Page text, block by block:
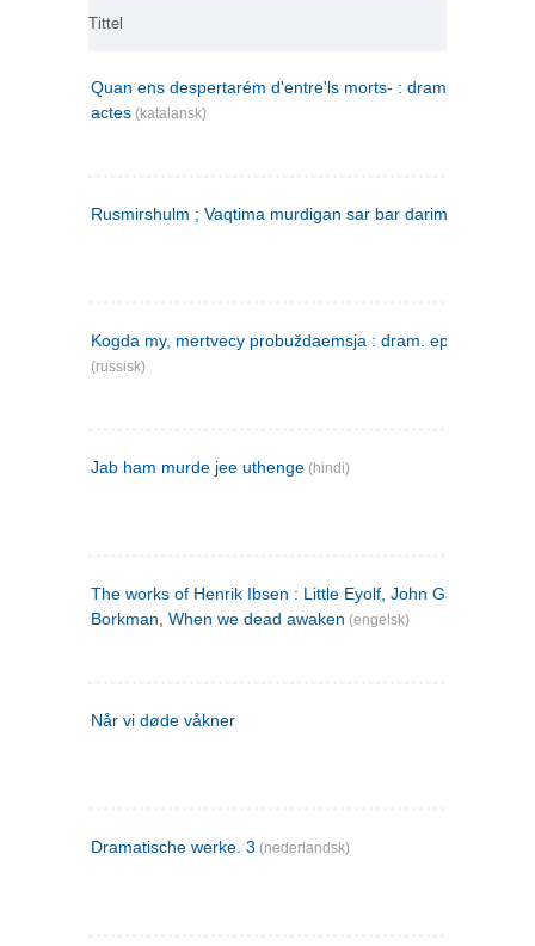
Tittel
Quan ens despertarém d'entre'ls morts- : drama en tres
actes (katalansk)
Rusmirshulm ; Vaqtima murdigan sar bar darim
Kogda my, mertvecy probuždaemsja : dram. epilog v 3 d
(russisk)
Jab ham murde jee uthenge (hindi)
The works of Henrik Ibsen : Little Eyolf, John Gabriel
Borkman, When we dead awaken (engelsk)
Når vi døde våkner
Dramatische werke. 3 (nederlandsk)